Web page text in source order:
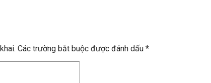
Các trường bắt buộc được đánh dấu *